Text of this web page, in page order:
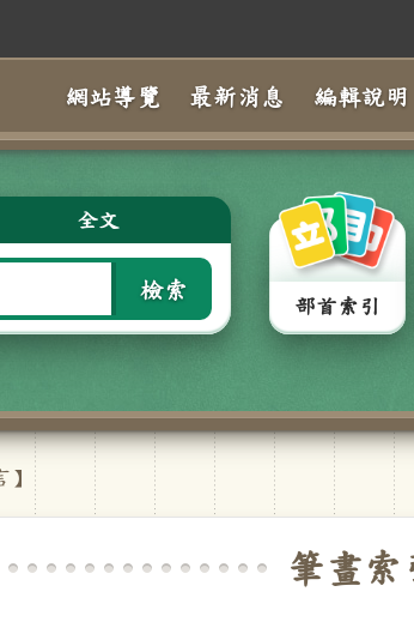
網站導覽 最新消息 編輯說明
全文
檢索
部首索引
】
筆畫索